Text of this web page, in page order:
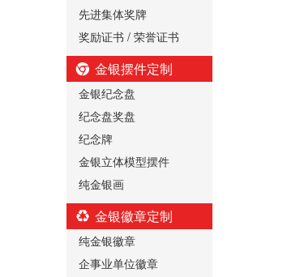
先进集体奖牌
奖励证书 / 荣誉证书
金银摆件定制
金银纪念盘
纪念盘奖盘
纪念牌
金银立体模型摆件
纯金银画
金银徽章定制
纯金银徽章
企事业单位徽章